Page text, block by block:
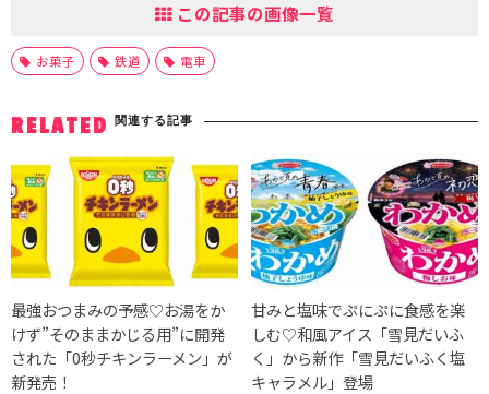
この記事の画像一覧
お菓子 鉄道 電車
RELATED 関連する記事
最強おつまみの予感♡お湯をか
けず”そのままかじる用”に開発
された「0秒チキンラーメン」が
新発売！
甘みと塩味でぷにぷに食感を楽
しむ♡和風アイス「雪見だいふ
く」から新作「雪見だいふく塩
キャラメル」登場